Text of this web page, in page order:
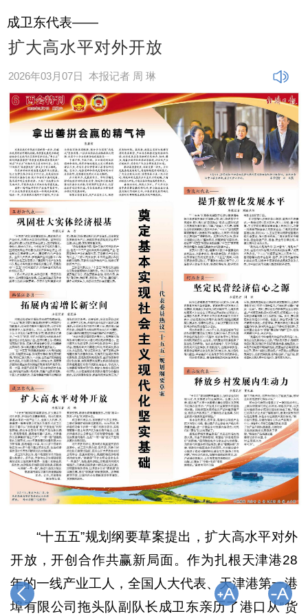
成卫东代表——
扩大高水平对外开放
2026年03月07日 本报记者 周 琳
“十五五”规划纲要草案提出，扩大高水平对外
开放，开创合作共赢新局面。作为扎根天津港28
年的一线产业工人，全国人大代表、天津港第一港
埠有限公司拖头队副队长成卫东亲历了港口从“货